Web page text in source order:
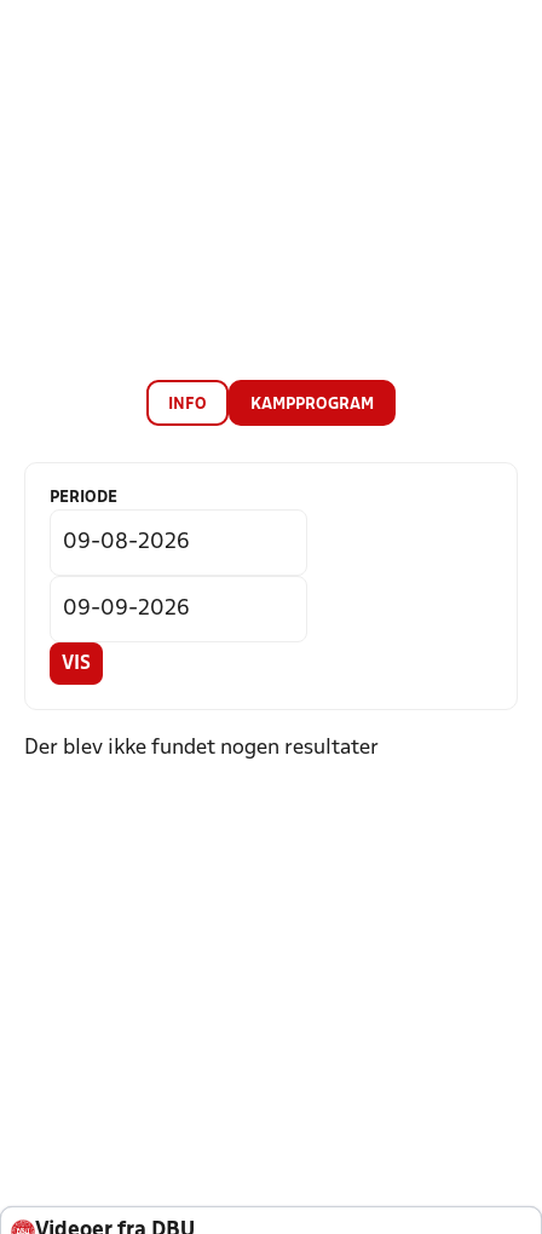
INFO KAMPPROGRAM
PERIODE
VIS
Der blev ikke fundet nogen resultater